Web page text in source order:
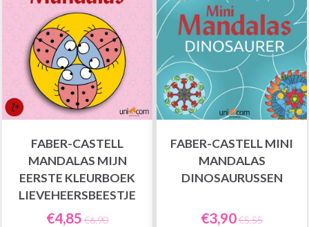
FABER-CASTELL
MANDALAS MIJN
EERSTE KLEURBOEK
LIEVEHEERSBEESTJE
€4,85 €6,90
FABER-CASTELL MINI
MANDALAS
DINOSAURUSSEN
€3,90€5,55